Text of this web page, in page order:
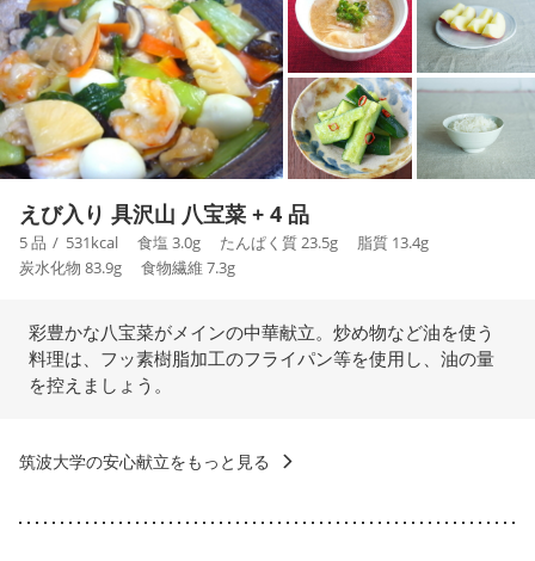
えび入り 具沢山 八宝菜 + 4 品
5 品 531kcal 食塩 3.0g たんぱく質23.5g 脂質 13.4g
炭水化物 83.9g 食物繊維7.3g
彩豊かな八宝菜がメインの中華献立。炒め物など油を使う
料理は、フッ素樹脂加工のフライパン等を使用し、油の量
を控えましょう。
筑波大学の安心献立をもっと見る